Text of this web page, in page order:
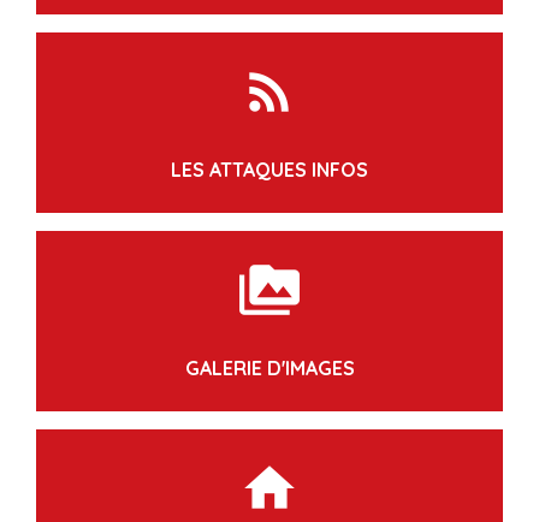
rss_feed
LES ATTAQUES INFOS
perm_media
GALERIE D'IMAGES
home